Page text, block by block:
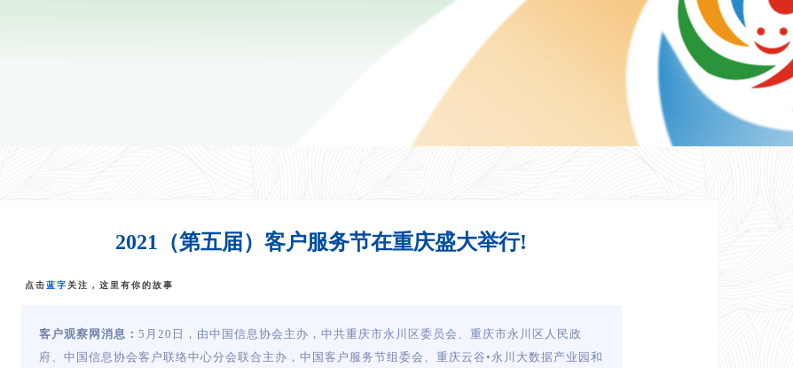
2021（第五届）客户服务节在重庆盛大举行!
点击蓝字关注，这里有你的故事
客户观察网消息： 5月20日，由中国信息协会主办，中共重庆市永川区委员会、重庆市永川区人民政
府、中国信息协会客户联络中心分会联合主办，中国客户服务节组委会、重庆云谷•永川大数据产业园和